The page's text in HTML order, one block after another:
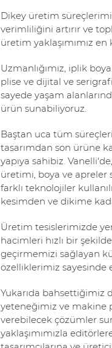
Dikey üretim
verimliliğini artırır ve
üretim yaklaşımımız
Uzmanlığımız, iplik
plise ve dijital ve
sayede yaşam
ürün sunabiliyoruz.
Baştan uca tüm
tasarımdan son ürüne
yapıya sahibiz.
üretimi, boya ve apreler
farklı teknolojiler
kesimden ve dikime
Üretim tesislerimizde
hacimleri hızlı bir
geçirmemizi sağlayan
özelliklerimiz sayesinde
Yukarıda bahsettiğimiz
yeteneğimiz ve makine
verebilecek çözümler
yaklaşımımızla